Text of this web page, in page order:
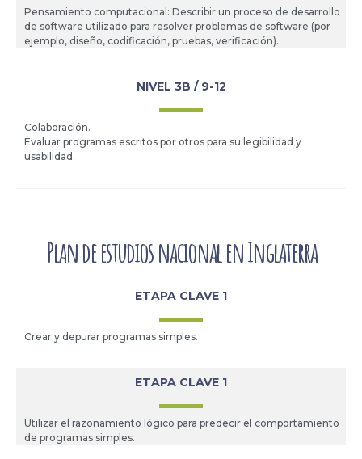
Pensamiento computacional: Describir un proceso de desarrollo
de software utilizado para resolver problemas de software (por
ejemplo, diseño, codificación, pruebas, verificación).
NIVEL 3B / 9-12
Colaboración.
Evaluar programas escritos por otros para su legibilidad y
usabilidad.
Plan de estudios nacional en Inglaterra
ETAPA CLAVE 1
Crear y depurar programas simples.
ETAPA CLAVE 1
Utilizar el razonamiento lógico para predecir el comportamiento
de programas simples.